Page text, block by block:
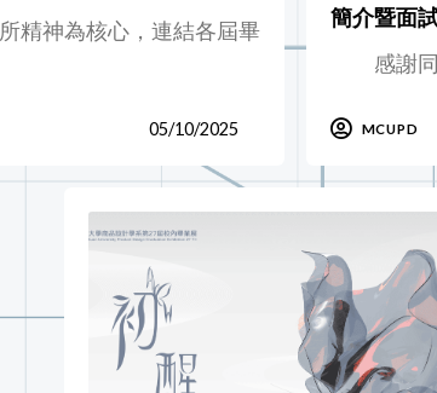
精神為核心，連結各屆畢
05/10/2025
簡介暨面
感謝同
MCUPD